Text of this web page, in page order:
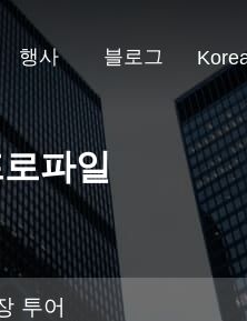
행사 블로그
파일
투어